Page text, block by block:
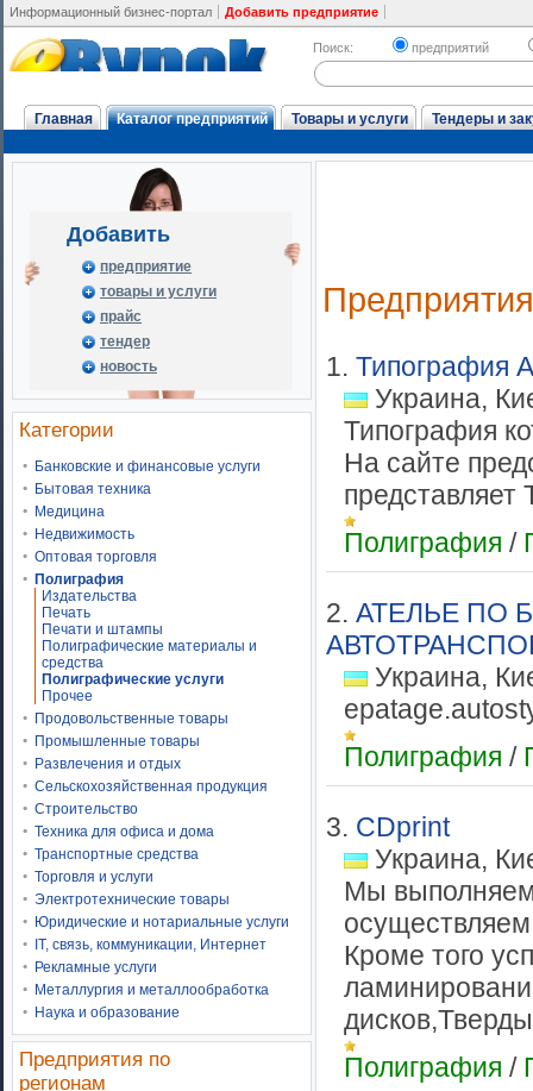
Информационный бизнес-портал Добавить предприятие
Поиск: предприятий
Главная Каталог предприятий Товары и услуги Тендеры и
Добавить
предприятие
товары и услуги
прайс
тендер
новость
Категории
Банковские и финансовые услуги
Бытовая техника
Медицина
Недвижимость
Оптовая торговля
Полиграфия
Издательства
Печать
Печати и штампы
Полиграфические материалы и
средства
Полиграфические услуги
Прочее
Продовольственные товары
Промышленные товары
Развлечения и отдых
Сельскохозяйственная продукция
Строительство
Техника для офиса и дома
Транспортные средства
Торговля и услуги
Электротехнические товары
Юридические и нотариальные услуги
IT, связь, коммуникации, Интернет
Рекламные услуги
Металлургия и металлообработка
Наука и образование
Предприятия по
регионам
Предприятия
1. Типография
Украина,
Типография
На сайте
представляет
Полиграфия /
2. АТЕЛЬЕ ПО
Украина,
Полиграфия /
3. CDprint
Украина,
Мы
Кроме того
Полиграфия /